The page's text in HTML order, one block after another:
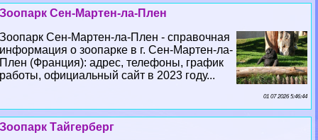
Зоопарк Сен-Мартен-ла-Плен
Зоопарк Сен-Мартен-ла-Плен - справочная
информация о зоопарке в г. Сен-Мартен-ла-
Плен (Франция): адрес, телефоны, график
работы, официальный сайт в 2023 году...
01 07 2026 5:46:44
Зоопарк Тайгерберг